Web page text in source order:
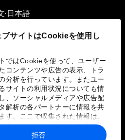
ブサイトはCookieを使用し
ではCookieを使って、ユーザー
コンテンツや広告の表示、トラ
分析を行っています。またユー
サイトの利用状況についても情
、ソーシャルメディアや広告配
解析の各パートナーに情報を共
す。ここで収集された情報は、
各パートナーに提供した他の情
トナーのサービスを使用した際
拒否
▪ 日本語